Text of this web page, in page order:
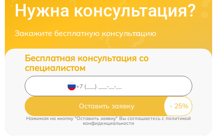
Нужна консультация?
Закажите бесплатную консультацию
Бесплатная консультация со
специалистом
Оставить заявку
Нажимая на кнопку "Оставить заявку" Вы соглашаетесь cполитикой
конфиденциальности